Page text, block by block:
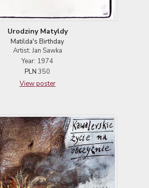
Urodziny Matyldy
Matilda's Birthday
Artist: Jan Sawka
Year: 1974
PLN 350
View poster